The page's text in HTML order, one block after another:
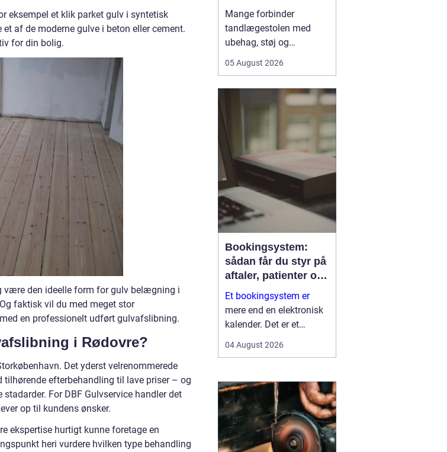
eksempel et klik parket gulv i syntetisk
af de moderne gulve i beton eller cement.
for din bolig.
den ideelle form for gulv belægning i
faktisk vil du med meget stor
en professionelt udført gulvafslibning.
i Rødovre?
Det yderst velrenommerede
efterbehandling til lave priser – og
For DBF Gulvservice handler det
op til kundens ønsker.
ekspertise hurtigt kunne foretage en
heri vurdere hvilken type behandling
tandpleje
Mange forbinder
tandlægestolen med
ubehag, støj og
regelmæssige besøg
sundhed og livskvalitet.
du søger tandlæge
Vesterbro
, handler det
derfor ikke kun om...
05 August 2026
Bookingsystem:
sådan får du styr på
aftaler, patienter og
tid
Et bookingsystem er
mere end en elektronisk
kalender. Det er et
klinikker, behandlere og
at få bedre overblik over
tid, ressourcer og
kontakt til patienter eller
kun...
04 August 2026